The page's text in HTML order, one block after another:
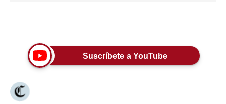
Blogs
Lujo
Suscríbete a YouTube